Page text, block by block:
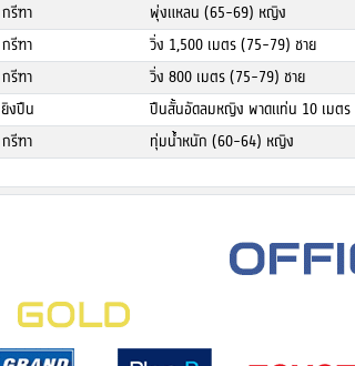
กรีฑา พุ่งแหลน (65-69) หญิง
กรีฑา วิ่ง 1,500 เมตร (75-79) ชาย
กรีฑา วิ่ง 800 เมตร (75-79) ชาย
ยิงปืน ปืนสั้นอัดลมหญิง พาดแท่น 10 เมตร
กรีฑา ทุ่มน้ำหนัก (60-64) หญิง